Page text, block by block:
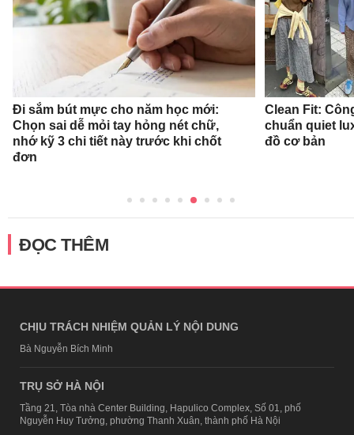
Đi sắm bút mực cho năm học mới:
Chọn sai dễ mỏi tay hỏng nét chữ,
nhớ kỹ 3 chi tiết này trước khi chốt
đơn
Clean Fit:
chuẩn quiet
đồ cơ bản
ĐỌC THÊM
CHỊU TRÁCH NHIỆM QUẢN LÝ NỘI DUNG
Bà Nguyễn Bích Minh
TRỤ SỞ HÀ NỘI
Tầng 21, Tòa nhà Center Building, Hapulico Complex, Số 01, phố
Nguyễn Huy Tưởng, phường Thanh Xuân, thành phố Hà Nội